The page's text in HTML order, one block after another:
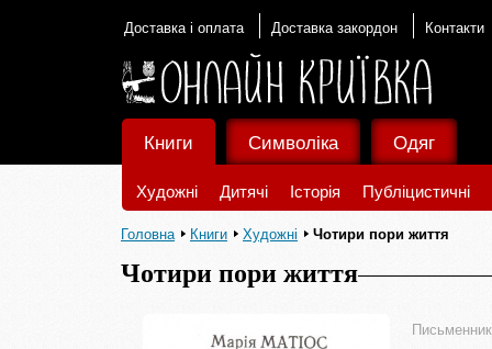
Доставка і оплата Доставка закордон Контакти
Книги
Художні Дитячі Історія Публіцистичні
Символіка Одяг
Головна Книги Художні Чотири пори життя
Чотири пори життя